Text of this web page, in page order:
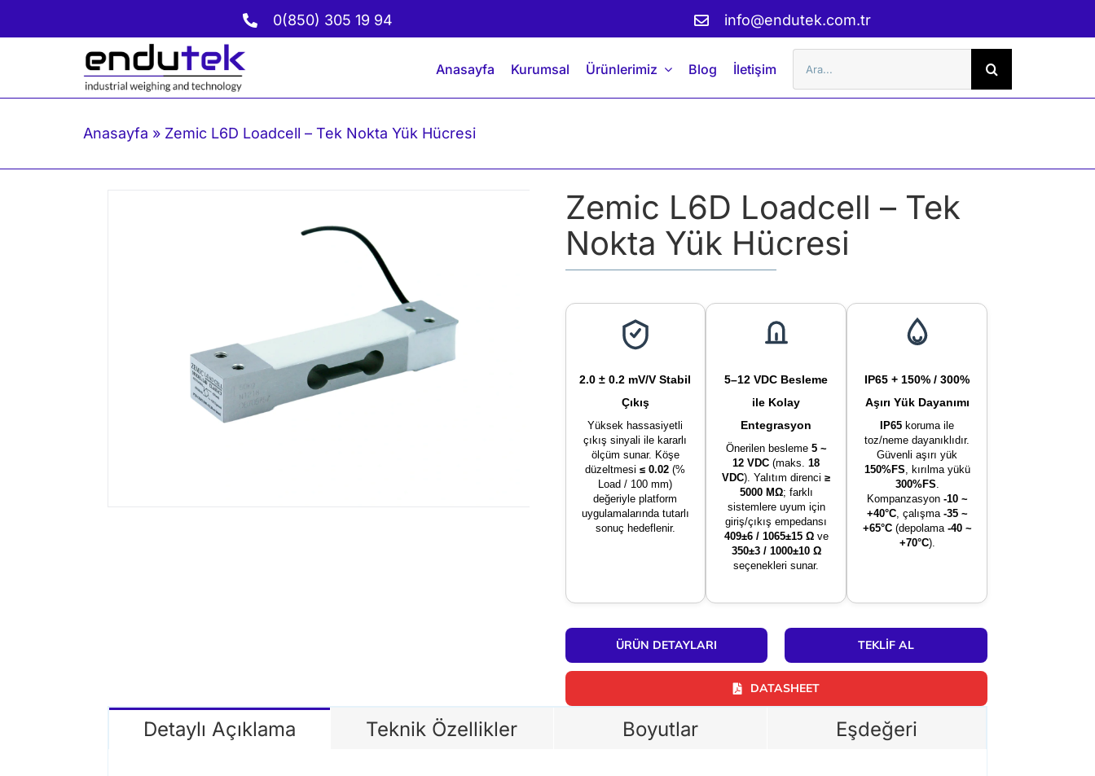
geç
0(850) 305 19 94 info@endutek.com.tr
Anasayfa Kurumsal Ürünlerimiz Blog İletişim
ara:
Anasayfa » Zemic L6D Loadcell – Tek Nokta Yük Hücresi
Zemic L6D Loadcell – Tek
Nokta Yük Hücresi
2.0 ± 0.2 mV/V Stabil
Çıkış
Yüksek hassasiyetli
çıkış sinyali ile kararlı
ölçüm sunar. Köşe
düzeltmesi≤ 0.02 (%
Load / 100 mm)
değeriyle platform
uygulamalarında tutarlı
sonuç hedeflenir.
5–12 VDC Besleme
ile Kolay
Entegrasyon
Önerilen besleme 5 ~
12 VDC (maks.18
VDC). Yalıtım direnci≥
5000 MΩ; farklı
sistemlere uyum için
giriş/çıkış empedansı
409±6 / 1065±15 Ωve
350±3 / 1000±10 Ω
seçenekleri sunar.
IP65 + 150% / 300%
Aşırı Yük Dayanımı
IP65 koruma ile
toz/neme dayanıklıdır.
Güvenli aşırı yük
150%FS, kırılma yükü
300%FS.
Kompanzasyon -10 ~
+40°C, çalışma -35 ~
+65°C(depolama -40 ~
+70°C).
ÜRÜN DETAYLARI TEKLIF AL
DATASHEET
Detaylı Açıklama Teknik Özellikler Boyutlar Eşdeğeri